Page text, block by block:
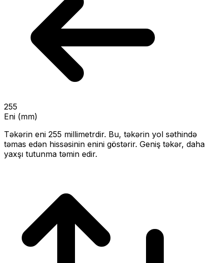
255
Eni (mm)
Təkərin eni 255 millimetrdir. Bu, təkərin yol səthində
təmas edən hissəsinin enini göstərir. Geniş təkər, daha
yaxşı tutunma təmin edir.